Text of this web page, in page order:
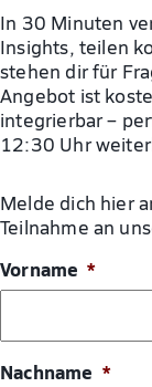
In 30 Minuten
Insights, teilen
stehen dir für
Angebot ist
integrierbar –
12:30 Uhr
Melde dich hier
Teilnahme an
Vorname *
Nachname *